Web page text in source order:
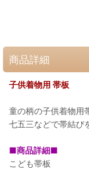
商品詳細
子供着物用 帯板
童の柄の子供着物用
七五三などで帯結び
■商品詳細■
こども帯板